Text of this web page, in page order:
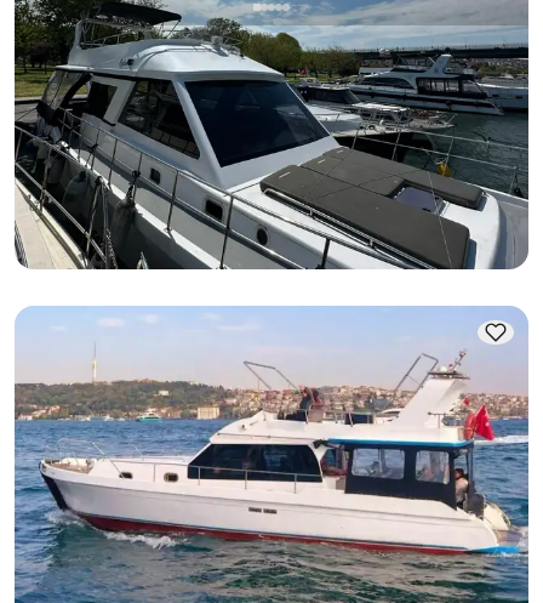
Eminönü, İstanbul Neues Boot
Boğaz'ın Tadını Eminönü Yat Kiralama ile Çıkarın!
Mit Kapitaen
Motoryacht
Segeln 12 Pers. · 15.00m
Guenstigster
3.750 TL
Verfügbarkeit & Preis ansehen